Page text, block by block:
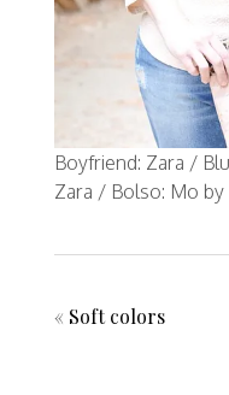
Boyfriend: Zara /
Zara / Bolso: Mo by
« Soft colors